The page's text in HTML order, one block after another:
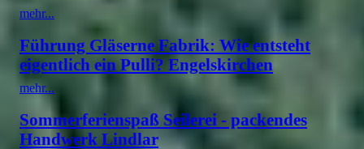
mehr...
Führung Gläserne Fabrik: Wie entsteht
eigentlich ein Pulli? Engelskirchen
mehr...
Sommerferienspaß Seilerei - packendes
Handwerk Lindlar